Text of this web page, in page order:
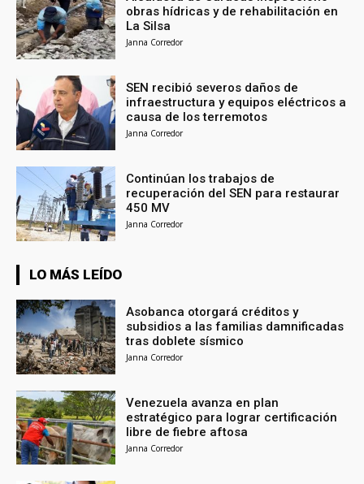
obras hídricas y de rehabilitación en
La Silsa
Janna Corredor
SEN recibió severos daños de
infraestructura y equipos eléctricos a
causa de los terremotos
Janna Corredor
Continúan los trabajos de
recuperación del SEN para restaurar
450 MV
Janna Corredor
LO MÁS LEÍDO
Asobanca otorgará créditos y
subsidios a las familias damnificadas
tras doblete sísmico
Janna Corredor
Venezuela avanza en plan
estratégico para lograr certificación
libre de fiebre aftosa
Janna Corredor